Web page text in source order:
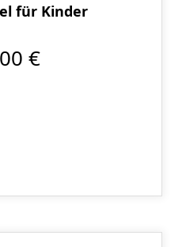
für Kinder
€